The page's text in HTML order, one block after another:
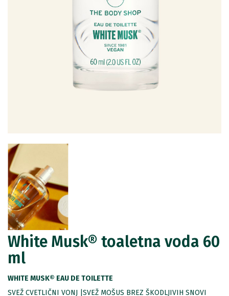
White Musk® toaletna voda 60
ml
WHITE MUSK® EAU DE TOILETTE
SVEŽ CVETLIČNI VONJ |SVEŽ MOŠUS BREZ ŠKODLJIVIH SNOVI